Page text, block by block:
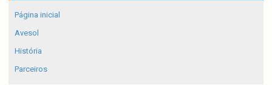
Página inicial
Avesol
História
Parceiros